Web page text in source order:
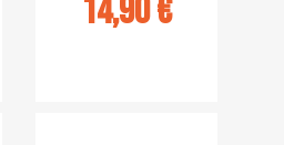
14,90 €